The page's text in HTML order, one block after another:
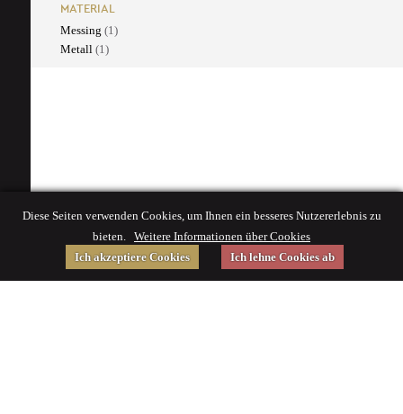
MATERIAL
Messing (1)
Metall (1)
Diese Seiten verwenden Cookies, um Ihnen ein besseres Nutzererlebnis zu
bieten. Weitere Informationen über Cookies
Ich akzeptiere Cookies
Ich lehne Cookies ab